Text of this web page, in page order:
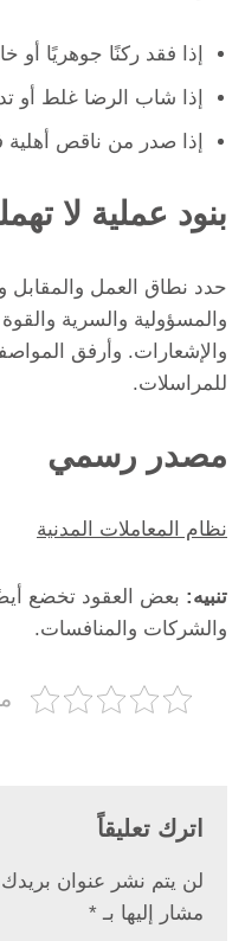
إذا فقد ركنًا جوهريًا أو
إذا شاب الرضا غلط أو
إذا صدر من ناقص أهلية
بنود عملية لا
حدد نطاق العمل والمقابل
والمسؤولية والسرية والقوة
والإشعارات. وأرفق
للمراسلات.
مصدر رسمي
نظام المعاملات المدنية
تنبيه: بعض العقود تخضع
والشركات والمنافسات.
اترك تعليقاً
لن يتم نشر عنوان بريدك
مشار إليها بـ *